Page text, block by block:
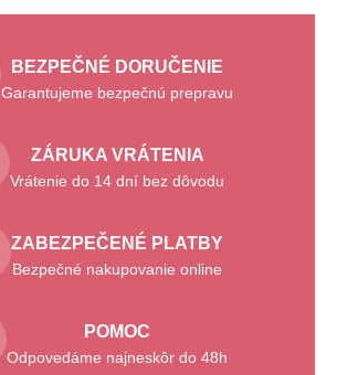
BEZPEČNÉ DORUČENIE
Garantujeme bezpečnú prepravu
ZÁRUKA VRÁTENIA
Vrátenie do 14 dní bez dôvodu
ZABEZPEČENÉ PLATBY
Bezpečné nakupovanie online
POMOC
Odpovedáme najneskôr do 48h